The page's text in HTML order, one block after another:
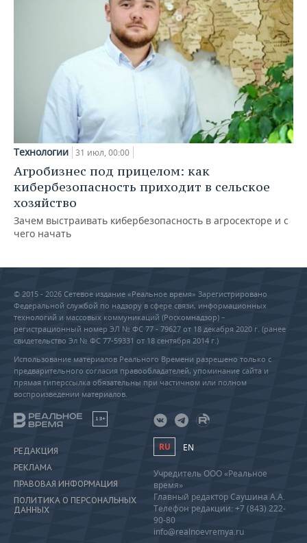
Технологии 31 июл, 00:00
Агробизнес под прицелом: как
кибербезопасность приходит в сельское
хозяйство
Зачем выстраивать кибербезопасность в агросекторе и с
чего начать
© 2015 - 2026 Сетевое издание «Реальное время» Зарегистрировано
Федеральной службой по надзору в сфере связи, информационных
технологий и массовых коммуникаций (Роскомнадзор) –
регистрационный номер ЭЛ № ФС 77 - 79627 от 18 декабря 2020 г. (ранее
свидетельство Эл № ФС 77-59331 от 18 сентября 2014 г.)
Использование материалов Реального Времени разрешено только с
предварительного согласия правообладателей, упоминание сайта и
прямая гиперссылка обязательны при частичном или полном
воспроизведении материалов.
18+
РЕДАКЦИЯ
РЕКЛАМА
ПРАВОВАЯ ИНФОРМАЦИЯ
ПОЛИТИКА О ПЕРСОНАЛЬНЫХ
ДАННЫХ
RU EN
Учредитель ООО «Реальное
время»
Главный редактор Саушина А.А.
Телефон редакции: +7 (843) 222-
90-80
info@realnoevremya.ru